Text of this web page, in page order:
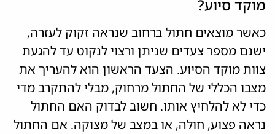
מוקד סיוע?
כאשר מוצאים חתול ברחוב שנראה זקוק לעזרה,
ישנם מספר צעדים שניתן ורצוי לנקוט עד להגעת
צוות מוקד הסיוע. הצעד הראשון הוא להעריך את
מצבו הכללי של החתול מרחוק, מבלי להתקרב מדי
כדי לא להלחיץ אותו. חשוב לבדוק האם החתול
נראה פצוע, חולה, או במצב של מצוקה. אם החתול